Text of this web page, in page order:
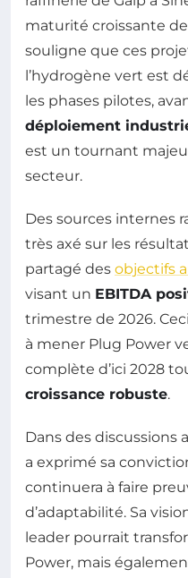
maturité croissante
souligne que ces
l’hydrogène vert est
les phases pilotes,
déploiement
est un tournant
secteur.
Des sources internes
très axé sur les
partagé des objectifs
visant un EBITDA
trimestre de 2026.
à mener Plug Power
complète d’ici 2028
croissance robuste.
Dans des discussions
a exprimé sa
continuera à faire
d’adaptabilité. Sa
leader pourrait
Power, mais